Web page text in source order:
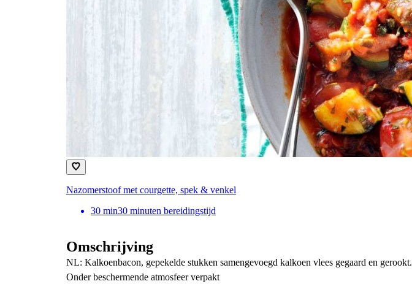
Nazomerstoof met courgette, spek & venkel
30 min30 minuten bereidingstijd
Omschrijving
NL: Kalkoenbacon, gepekelde stukken samengevoegd kalkoen vlees gegaard en gerookt.
Onder beschermende atmosfeer verpakt